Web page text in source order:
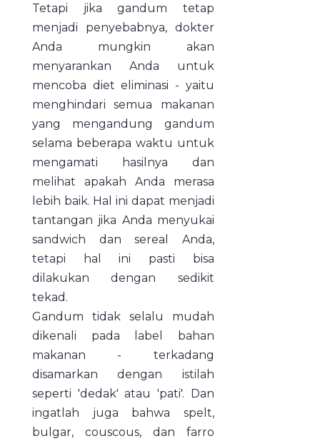
Tetapi jika gandum tetap
menjadi penyebabnya, dokter
Anda mungkin akan
menyarankan Anda untuk
mencoba diet eliminasi - yaitu
menghindari semua makanan
yang mengandung gandum
selama beberapa waktu untuk
mengamati hasilnya dan
melihat apakah Anda merasa
lebih baik. Hal ini dapat menjadi
tantangan jika Anda menyukai
sandwich dan sereal Anda,
tetapi hal ini pasti bisa
dilakukan dengan sedikit
tekad.
Gandum tidak selalu mudah
dikenali pada label bahan
makanan - terkadang
disamarkan dengan istilah
seperti 'dedak' atau 'pati'. Dan
ingatlah juga bahwa spelt,
bulgar, couscous, dan farro